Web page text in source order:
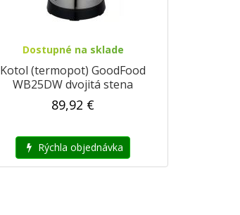
Dostupné na sklade
Kotol (termopot) GoodFood
WB25DW dvojitá stena
89,92 €
Rýchla objednávka